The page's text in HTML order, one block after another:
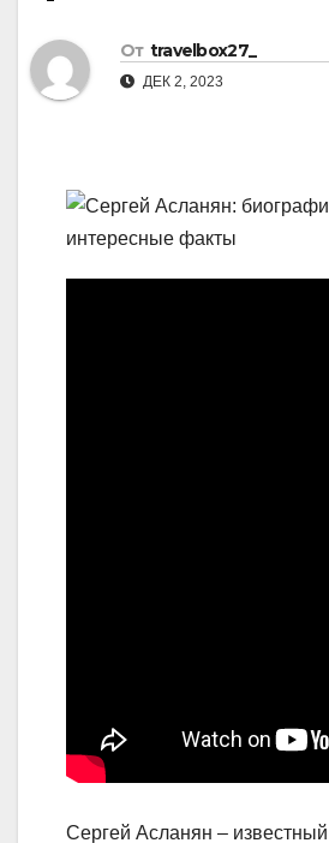
От travelbox27_
ДЕК 2, 2023
Сергей Асланян – известный